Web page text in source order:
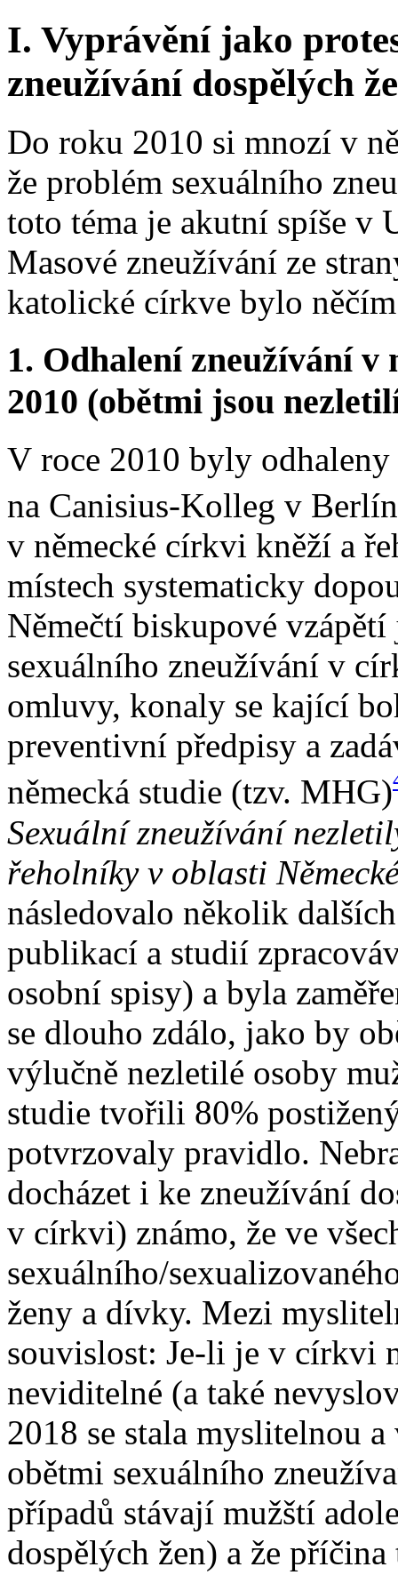
I. Vyprávění jako
zneužívání dospělých
Do roku 2010 si mnozí v
že problém sexuálního
toto téma je akutní spíše v
Masové zneužívání ze
katolické církve bylo
1. Odhalení zneužívání
2010 ­(obětmi jsou
V roce 2010 byly
na Canisius-Kolleg v
v německé církvi kněží a
místech systematicky
Němečtí biskupové
sexuálního zneužívání v
omluvy, konaly se kající
preventivní předpisy a
německá studie (tzv. MHG)
Sexuální zneužívání
řeholníky v oblasti
následovalo několik
publikací a studií
osobní spisy) a byla
se dlouho zdálo, jako by
výlučně nezletilé osoby
studie tvořili 80%
potvrzovaly pravidlo.
docházet i ke zneužívání
v církvi) známo, že ve
sexuálního/
ženy a dívky. Mezi
souvislost: Je-li je v církvi
neviditelné (a také
2018 se stala myslitelnou
obětmi sexuálního
případů stávají mužští
dospělých žen) a že